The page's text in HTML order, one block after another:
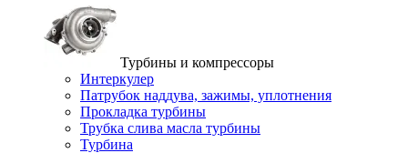
Турбины и компрессоры
Интеркулер
Патрубок наддува, зажимы, уплотнения
Прокладка турбины
Трубка слива масла турбины
Турбина